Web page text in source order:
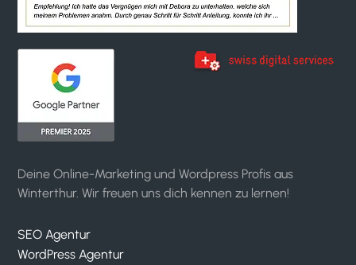
Deine Online-Marketing und Wordpress Profis aus
Winterthur. Wir freuen uns dich kennen zu lernen!
SEO Agentur
WordPress Agentur